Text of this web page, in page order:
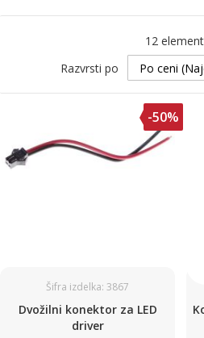
12
Razvrsti po
-50%
Šifra izdelka: 3867
Dvožilni konektor za LED
driver